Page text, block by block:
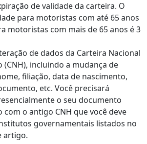
de validade da carteira. O
para motoristas com até 65 anos
motoristas com mais de 65 anos é 3
de dados da Carteira Nacional
(CNH), incluindo a mudança de
filiação, data de nascimento,
etc. Você precisará
o seu documento
o antigo CNH que você deve
governamentais listados no
artigo.